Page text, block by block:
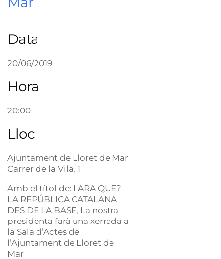
Data
20/06/2019
Hora
20:00
Lloc
Ajuntament de Lloret de Mar
Carrer de la Vila, 1
Amb el títol de: I ARA QUE?
LA REPÚBLICA CATALANA
DES DE LA BASE, La nostra
presidenta farà una xerrada a
la Sala d’Actes de
l’Ajuntament de Lloret de
Mar